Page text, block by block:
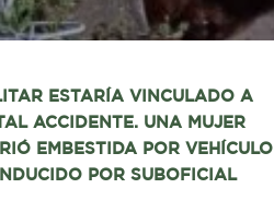
ESTARÍA VINCULADO A
ACCIDENTE. UNA MUJER
EMBESTIDA POR VEHÍCULO
POR SUBOFICIAL